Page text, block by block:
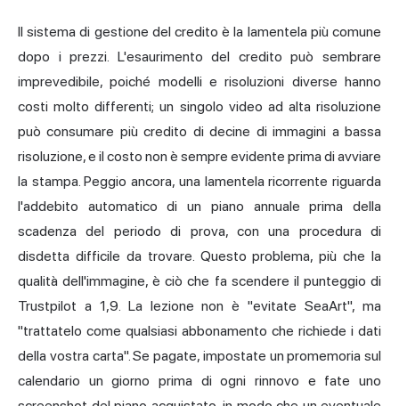
Il sistema di gestione del credito è la lamentela più comune
dopo i prezzi. L'esaurimento del credito può sembrare
imprevedibile, poiché modelli e risoluzioni diverse hanno
costi molto differenti; un singolo video ad alta risoluzione
può consumare più credito di decine di immagini a bassa
risoluzione, e il costo non è sempre evidente prima di avviare
la stampa. Peggio ancora, una lamentela ricorrente riguarda
l'addebito automatico di un piano annuale prima della
scadenza del periodo di prova, con una procedura di
disdetta difficile da trovare. Questo problema, più che la
qualità dell'immagine, è ciò che fa scendere il punteggio di
Trustpilot a 1,9. La lezione non è "evitate SeaArt", ma
"trattatelo come qualsiasi abbonamento che richiede i dati
della vostra carta". Se pagate, impostate un promemoria sul
calendario un giorno prima di ogni rinnovo e fate uno